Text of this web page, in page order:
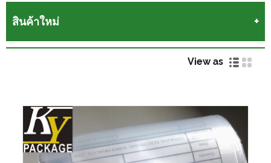
สินค้าใหม่
View as